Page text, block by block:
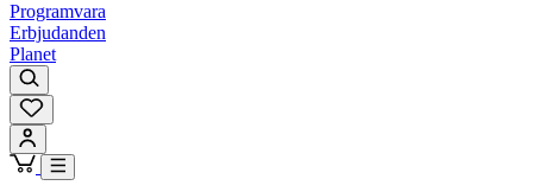
Programvara
Erbjudanden
Planet